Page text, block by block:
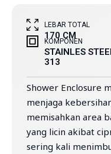
LEBAR TOTAL
170 CM
KOMPONEN
STAINLES
313
Shower Enclosure
menjaga
memisahkan area
yang licin akibat
sering kali